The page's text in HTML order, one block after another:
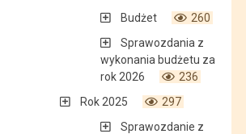
Budżet
260
Sprawozdania z
wykonania budżetu za
rok 2026
236
Rok 2025
297
Sprawozdanie z